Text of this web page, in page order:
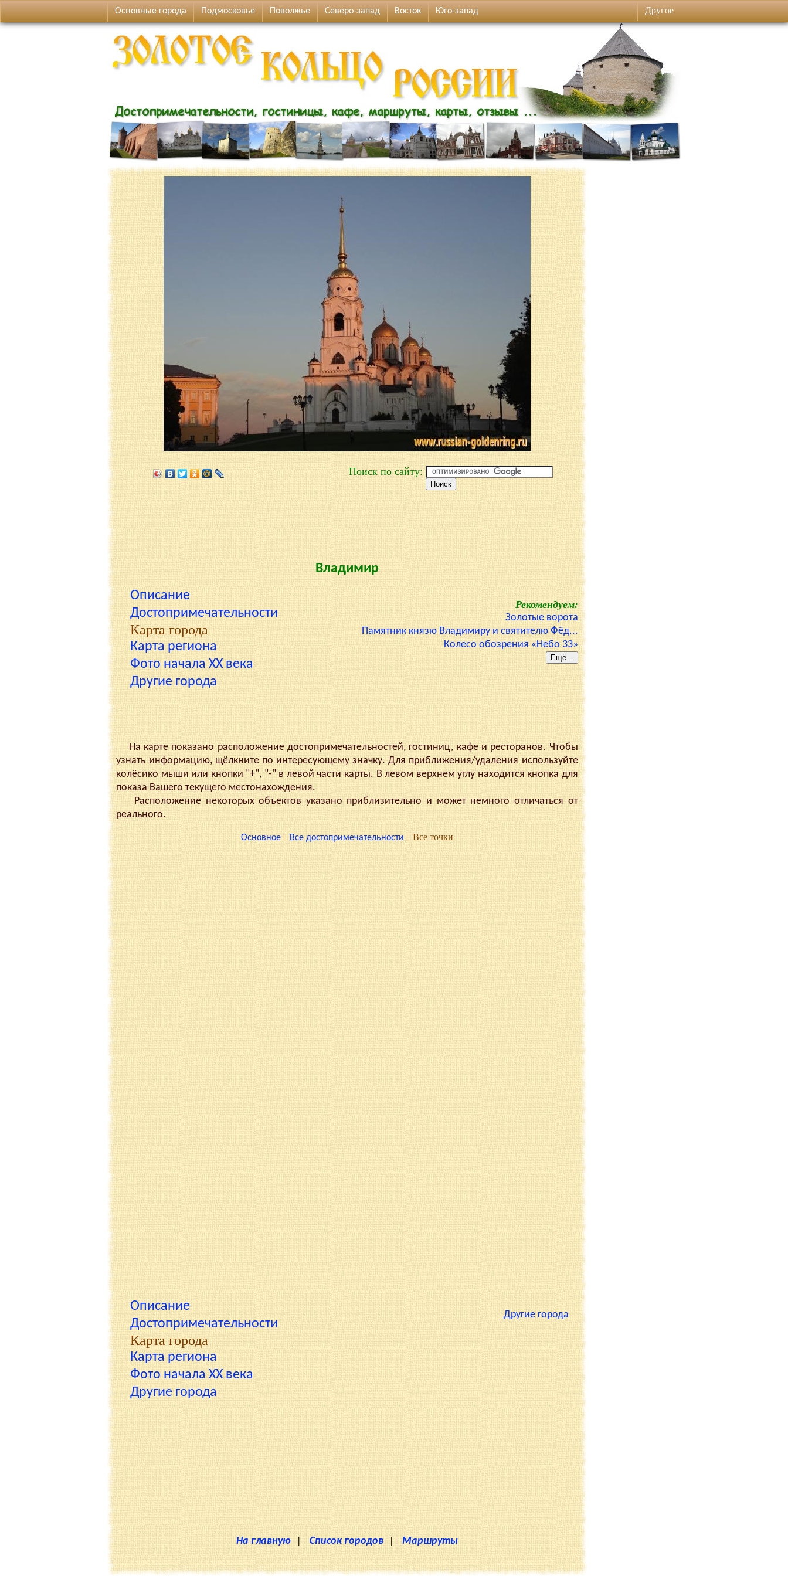
Основные города Подмосковье Поволжье Северо-запад Восток Юго-запад Другое
Поиск по сайту:
Владимир
Описание
Достопримечательности
Карта города
Карта региона
Фото начала XX века
Другие города
Рекомендуем:
Золотые ворота
Памятник князю Владимиру и святителю Фёд...
Колесо обозрения «Небо 33»
На карте показано расположение достопримечательностей, гостиниц, кафе и ресторанов. Чтобы
узнать информацию, щёлкните по интересующему значку. Для приближения/удаления используйте
колёсико мыши или кнопки "+", "-" в левой части карты. В левом верхнем углу находится кнопка для
показа Вашего текущего местонахождения.
Расположение некоторых объектов указано приблизительно и может немного отличаться от
реального.
Основное| Все достопримечательности| Все точки
Описание
Достопримечательности
Карта города
Карта региона
Фото начала XX века
Другие города
Другие города
На главную | Список городов | Маршруты